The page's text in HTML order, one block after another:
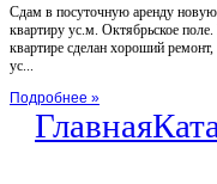
Сдам в посуточную аренду новую
квартиру ус.м. Октябрьское
квартире сделан хороший ремонт,
ус...
Подробнее »
Главная